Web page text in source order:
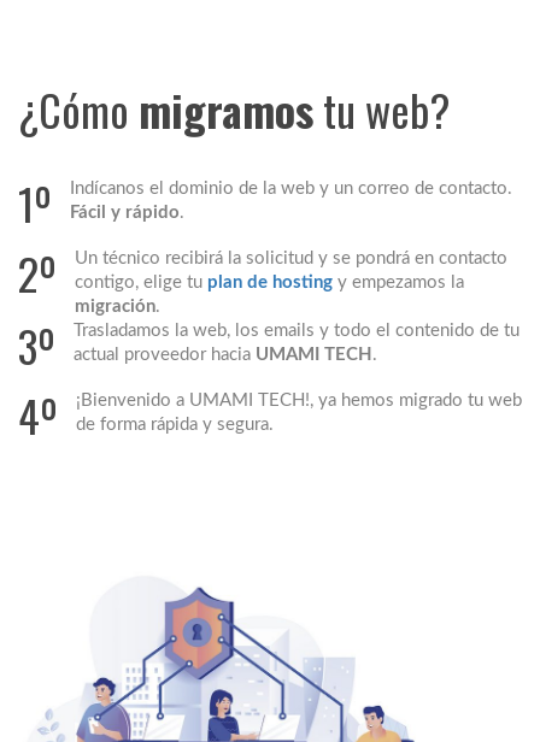
¿Cómo migramostu web?
1º
Indícanos el dominio de la web y un correo de contacto.
Fácil y rápido.
2º
Un técnico recibirá la solicitud y se pondrá en contacto
contigo, elige tu plan de hosting y empezamos la
migración.
3º
Trasladamos la web, los emails y todo el contenido de tu
actual proveedor hacia UMAMI TECH .
4º
¡Bienvenido a UMAMI TECH!, ya hemos migrado tu web
de forma rápida y segura.